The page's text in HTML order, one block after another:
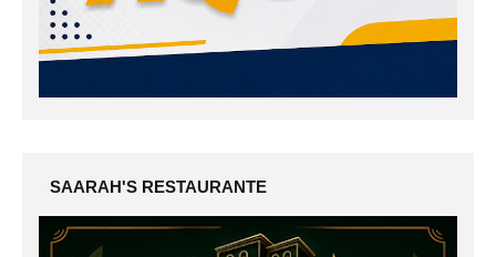
SAARAH'S RESTAURANTE